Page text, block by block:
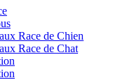
Race de Chien
Race de Chat